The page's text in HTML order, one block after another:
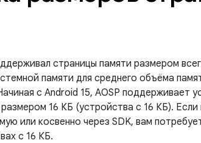
страницы памяти размером
памяти для среднего объёма
с Android 15, AOSP поддерживает
16 КБ (устройства с 16 КБ).
или косвенно через SDK, вам
с 16 КБ.